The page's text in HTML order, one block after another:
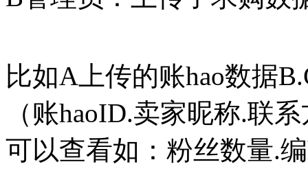
比如A上传的账hao数据
（账haoID.卖家昵称.联
可以查看如：粉丝数量.